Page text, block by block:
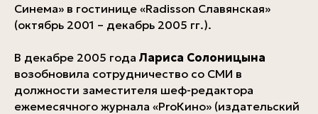
Синема» в гостинице «Radisson Славянская»
(октябрь 2001 – декабрь 2005 гг.).
В декабре 2005 года Лариса Солоницына
возобновила сотрудничество со СМИ в
должности заместителя шеф-редактора
ежемесячного журнала «ProКино» (издательский